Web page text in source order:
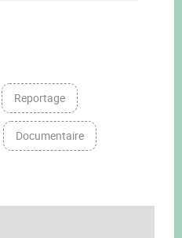
Reportage
Documentaire